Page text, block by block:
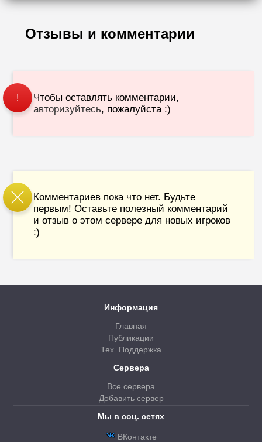
Отзывы и комментарии
!
Чтобы оставлять комментарии,
авторизуйтесь, пожалуйста :)
Комментариев пока что нет. Будьте
первым! Оставьте полезный комментарий
и отзыв о этом сервере для новых игроков
:)
Информация
Главная
Публикации
Тех. Поддержка
Сервера
Все сервера
Добавить сервер
Мы в соц. сетях
ВКонтакте